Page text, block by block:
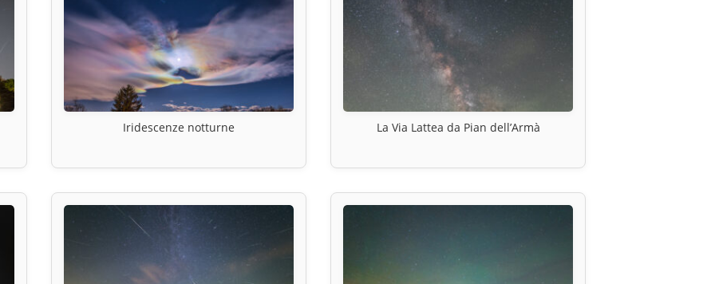
Iridescenze notturne La Via Lattea da Pian dell’Armà